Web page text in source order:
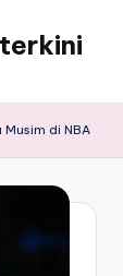
Musim di NBA